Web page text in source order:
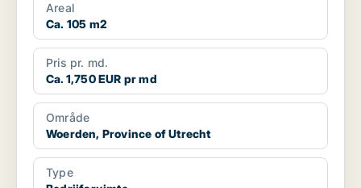
Areal
Ca. 105 m2
Pris pr. md.
Ca. 1,750 EUR pr md
Område
Woerden, Province of Utrecht
Type